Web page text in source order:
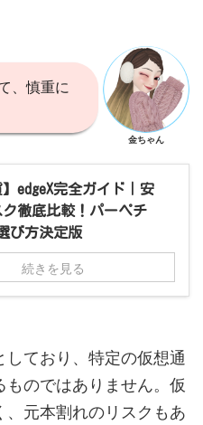
、慎重に
金ちゃん
】edgeX完全ガイド｜安
徹底比較！パーペチ
び方決定版
続きを見る
ており、特定の仮想通
のではありません。仮
元本割れのリスクもあ